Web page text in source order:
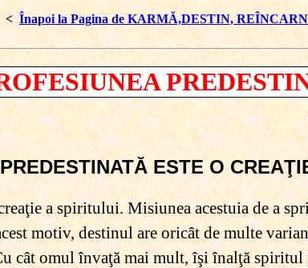
< Înapoi la Pagina de KARMĂ,DESTIN,
ESTE O
a spiritului. Misiunea acestuia de a
motiv, destinul are oricât de multe
cât omul învaţă mai mult, îşi înalţă spiritul